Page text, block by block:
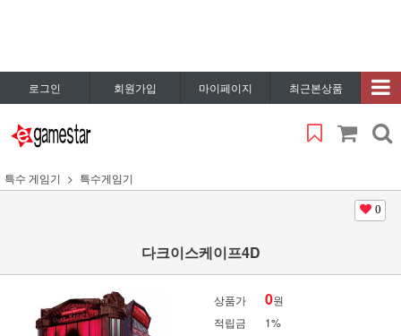
로그인 회원가입 마이페이지 최근본상품
특수 게임기 특수게임기
0
다크이스케이프4D
상품가 0원
적립금
1%